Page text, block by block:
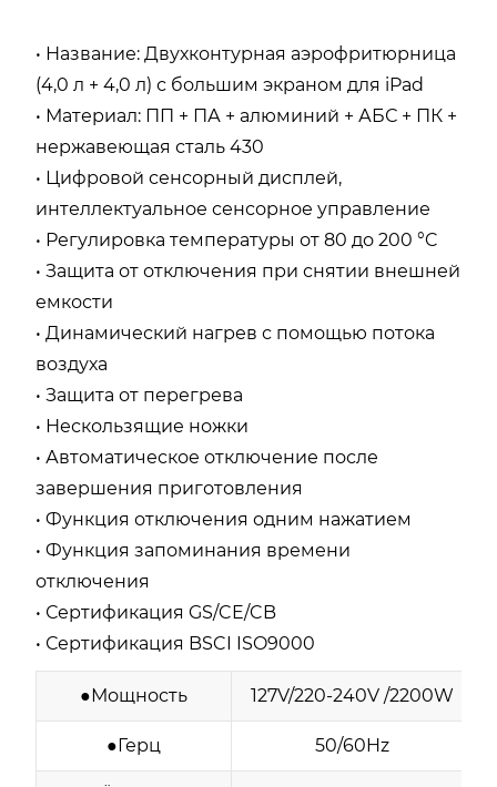
• Название: Двухконтурная аэрофритюрница
(4,0 л + 4,0 л) с большим экраном для iPad
• Материал: ПП + ПА + алюминий + АБС + ПК +
нержавеющая сталь 430
• Цифровой сенсорный дисплей,
интеллектуальное сенсорное управление
• Регулировка температуры от 80 до 200 °C
• Защита от отключения при снятии внешней
емкости
• Динамический нагрев с помощью потока
воздуха
• Защита от перегрева
• Нескользящие ножки
• Автоматическое отключение после
завершения приготовления
• Функция отключения одним нажатием
• Функция запоминания времени
отключения
• Сертификация GS/CE/CB
• Сертификация BSCI ISO9000
●Мощность 127V/220-240V /2200W
●Герц 50/60Hz